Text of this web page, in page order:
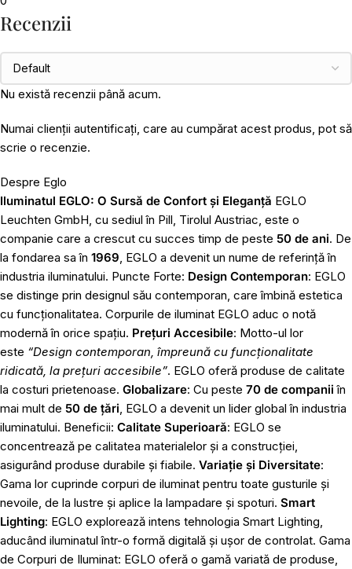
Recenzii
Nu există recenzii până acum.
Numai clienții autentificați, care au cumpărat acest produs, pot să
scrie o recenzie.
Despre Eglo
Iluminatul EGLO: O Sursă de Confort și Eleganță EGLO
Leuchten GmbH, cu sediul în Pill, Tirolul Austriac, este o
companie care a crescut cu succes timp de peste 50 de ani. De
la fondarea sa în 1969, EGLO a devenit un nume de referință în
industria iluminatului. Puncte Forte: Design Contemporan: EGLO
se distinge prin designul său contemporan, care îmbină estetica
cu funcționalitatea. Corpurile de iluminat EGLO aduc o notă
modernă în orice spațiu. Prețuri Accesibile: Motto-ul lor
este “Design contemporan, împreună cu funcționalitate
ridicată, la prețuri accesibile”. EGLO oferă produse de calitate
la costuri prietenoase. Globalizare: Cu peste 70 de companii în
mai mult de 50 de țări, EGLO a devenit un lider global în industria
iluminatului. Beneficii: Calitate Superioară: EGLO se
concentrează pe calitatea materialelor și a construcției,
asigurând produse durabile și fiabile. Variație și Diversitate:
Gama lor cuprinde corpuri de iluminat pentru toate gusturile și
nevoile, de la lustre și aplice la lampadare și spoturi. Smart
Lighting: EGLO explorează intens tehnologia Smart Lighting,
aducând iluminatul într-o formă digitală și ușor de controlat. Gama
de Corpuri de Iluminat: EGLO oferă o gamă variată de produse,